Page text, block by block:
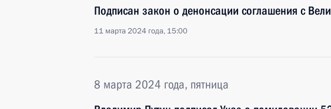
Подписан закон о денонсации соглашения с
11 марта 2024 года, 15:00
8 марта 2024 года, пятница